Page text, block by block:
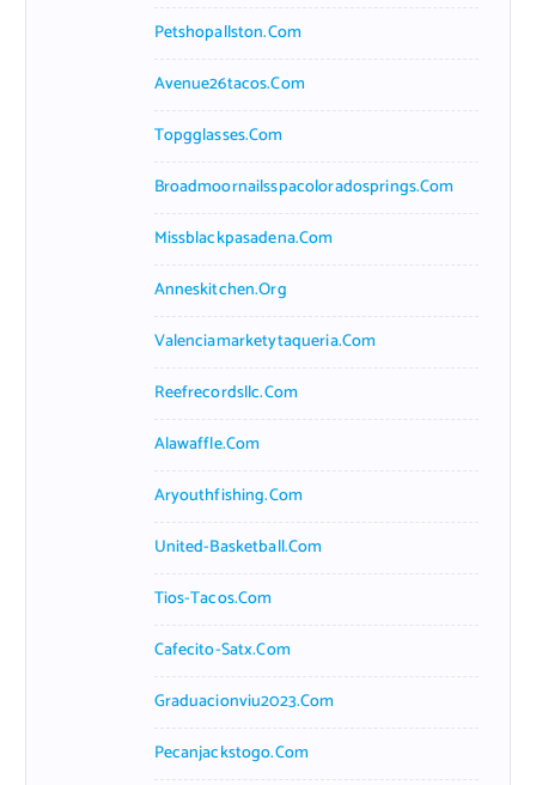
Petshopallston.com
Avenue26tacos.com
Topgglasses.com
Broadmoornailsspacoloradosprings.com
Missblackpasadena.com
Anneskitchen.org
Valenciamarketytaqueria.com
Reefrecordsllc.com
Alawaffle.com
Aryouthfishing.com
United-Basketball.com
Tios-Tacos.com
Cafecito-Satx.com
Graduacionviu2023.com
Pecanjackstogo.com